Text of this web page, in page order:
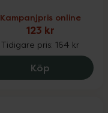
Whey Isolate
Kampanjpris online
123 kr
Tidigare pris: 164 kr
Köp Nyttoteket